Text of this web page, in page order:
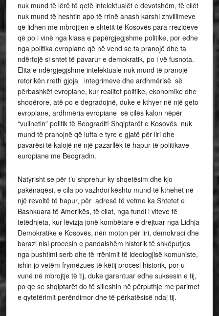
nuk mund të lërë të qetë intelektualët e devotshëm, të cilët
nuk mund të heshtin apo të rrinë anash karshi zhvillimeve
që lidhen me mbrojtjen e shtetit të Kosovës para rreziqeve
që po i vinë nga klasa e papërgjegjshme politike, por edhe
nga politika evropiane që në vend se ta pranojë dhe ta
ndërtojë si shtet të pavarur e demokratik, po i vë fusnota.
Elita e ndërgjegjshme intelektuale nuk mund të pranojë
retorikën rreth gjoja integrimeve dhe ardhmërisë së
përbashkët evropiane, kur realitet politike, ekonomike dhe
shoqërore, atë po e degradojnë, duke e kthyer në një geto
evropiane, ardhmëria evropiane së cilës kalon nëpër
“vullnetin” politik të Beogradit! Shqiptarët e Kosovës nuk
mund të pranojnë që lufta e tyre e gjatë për liri dhe
pavarësi të kalojë në një pazarllëk të hapur të politikave
europiane me Beogradin.
Natyrisht se për t’u shprehur ky shqetësim dhe kjo
pakënaqësi, e cila po vazhdoi kështu mund të kthehet në
një revoltë të hapur, për adresë të vetme ka Shtetet e
Bashkuara të Amerikës, të cilat, nga fundi i viteve të
tetëdhjeta, kur lëvizja jonë kombëtare e drejtuar nga Lidhja
Demokratike e Kosovës, nën moton për liri, demokraci dhe
barazi nisi procesin e pandalshëm historik të shkëputjes
nga pushtimi serb dhe të rrënimit të ideologjisë komuniste,
ishin jo vetëm frymëzues të këtij procesi historik, por u
vunë në mbrojtje të tij, duke garantuar edhe suksesin e tij,
po qe se shqiptarët do të silleshin në përputhje me parimet
e qytetërimit perëndimor dhe të përkatësisë ndaj tij.